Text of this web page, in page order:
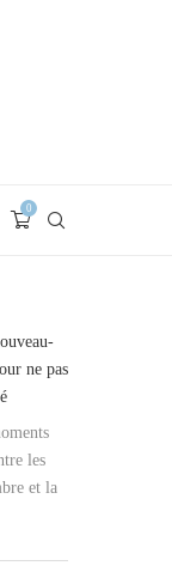
0
ne pas
les
et la